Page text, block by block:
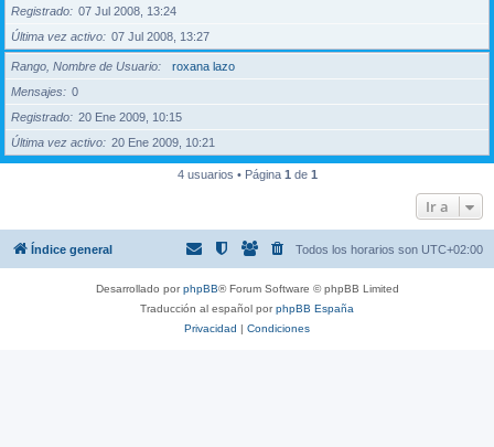
Registrado
07 Jul 2008, 13:24
Última vez activo
07 Jul 2008, 13:27
Rango, Nombre de Usuario
roxana lazo
Mensajes
0
Registrado
20 Ene 2009, 10:15
Última vez activo
20 Ene 2009, 10:21
4 usuarios • Página 1 de 1
Ir a
Índice general Todos los horarios son UTC+02:00
Desarrollado porphpBB® Forum Software © phpBB Limited
Traducción al español porphpBB España
Privacidad | Condiciones